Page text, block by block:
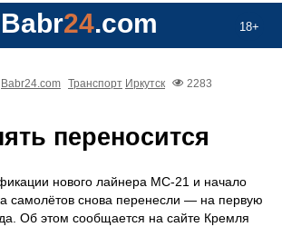
18+
Babr24.com
Babr24.com Транспорт Иркутск
2283
переносится
нового лайнера МС‑21 и начало
самолётов снова перенесли — на первую
Об этом сообщается на сайте Кремля